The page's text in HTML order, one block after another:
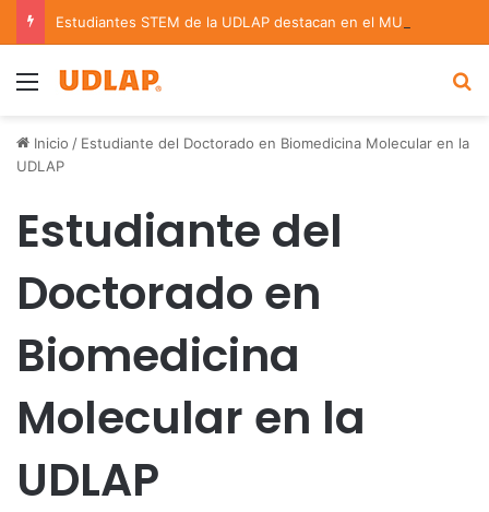
Menu
Inicio / Estudiante del Doctorado en Biomedicina Molecular en la
UDLAP
Estudiante del
Doctorado en
Biomedicina
Molecular en la
UDLAP